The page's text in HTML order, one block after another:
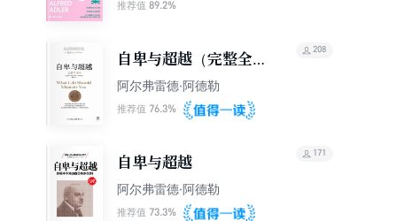
推荐值 89.2%
自卑与超越（完整全译
本）
阿尔弗雷德·阿德勒
推荐值 76.3%
208
自卑与超越
阿尔弗雷德·阿德勒
推荐值 73.3%
171